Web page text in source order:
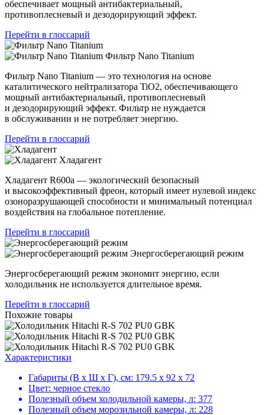
обеспечивает мощный антибактериальный,
противоплесневый и дезодорирующий эффект.
Перейти в глоссарий
Фильтр Nano Titanium
Фильтр Nano Titanium — это технология на основе
каталитического нейтрализатора TiO2, обеспечивающего
мощный антибактериальный, противоплесневый
и дезодорирующий эффект. Фильтр не нуждается
в обслуживании и не потребляет энергию.
Перейти в глоссарий
Хладагент
Хладагент R600a — экологический безопасный
и высокоэффективный фреон, который имеет нулевой индекс
озоноразрушающей способности и минимальный потенциал
воздействия на глобальное потепление.
Перейти в глоссарий
Энергосберегающий режим
Энергосберегающий режим экономит энергию, если
холодильник не используется длительное время.
Перейти в глоссарий
Похожие товары
Характеристики
Габариты (В х Ш х Г), см: 179.5 х 92 х 72
Цвет: черное стекло
Полезный объем холодильной камеры, л: 377
Полезный объем морозильной камеры, л: 228